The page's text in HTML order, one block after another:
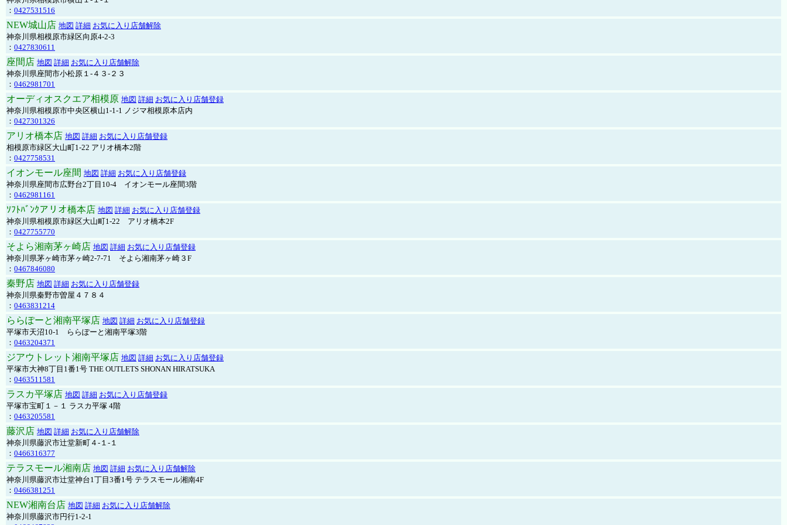
： 0427531516
NEW城山店 地図 詳細 お気に入り店舗解除
神奈川県相模原市緑区向原4-2-3
： 0427830611
座間店 地図 詳細 お気に入り店舗解除
神奈川県座間市小松原１-４３-２３
： 0462981701
オーディオスクエア相模原 地図 詳細 お気に入り店舗登録
神奈川県相模原市中央区横山1-1-1 ノジマ相模原本店内
： 0427301326
アリオ橋本店 地図 詳細 お気に入り店舗登録
相模原市緑区大山町1-22 アリオ橋本2階
： 0427758531
イオンモール座間 地図 詳細 お気に入り店舗登録
神奈川県座間市広野台2丁目10-4 イオンモール座間3階
： 0462981161
ｿﾌﾄﾊﾞﾝｸアリオ橋本店 地図 詳細 お気に入り店舗登録
神奈川県相模原市緑区大山町1-22 アリオ橋本2F
： 0427755770
そよら湘南茅ヶ崎店 地図 詳細 お気に入り店舗登録
神奈川県茅ヶ崎市茅ヶ崎2‐7‐71 そよら湘南茅ヶ崎３F
： 0467846080
秦野店 地図 詳細 お気に入り店舗登録
神奈川県秦野市曽屋４７８４
： 0463831214
ららぽーと湘南平塚店 地図 詳細 お気に入り店舗登録
平塚市天沼10-1 ららぽーと湘南平塚3階
： 0463204371
ジアウトレット湘南平塚店 地図 詳細 お気に入り店舗登録
平塚市大神8丁目1番1号 THE OUTLETS SHONAN HIRATSUKA
： 0463511581
ラスカ平塚店 地図 詳細 お気に入り店舗登録
平塚市宝町１－１ ラスカ平塚 4階
： 0463205581
藤沢店 地図 詳細 お気に入り店舗解除
神奈川県藤沢市辻堂新町４-１-１
： 0466316377
テラスモール湘南店 地図 詳細 お気に入り店舗解除
神奈川県藤沢市辻堂神台1丁目3番1号 テラスモール湘南4F
： 0466381251
NEW湘南台店 地図 詳細 お気に入り店舗解除
神奈川県藤沢市円行1-2-1